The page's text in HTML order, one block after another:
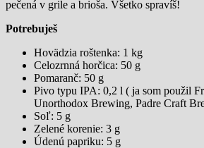
pečená v grile a brioša. Všetko spravíš!
Potrebuješ
Hovädzia roštenka: 1 kg
Celozrnná horčica: 50 g
Pomaranč: 50 g
Pivo typu IPA: 0,2 l ( ja som použil
Unorthodox Brewing, Padre Craft
Soľ: 5 g
Zelené korenie: 3 g
Údenú papriku: 5 g